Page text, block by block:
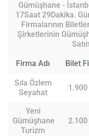
Gümüşhane -
17Saat 29Dakika.
Firmalarının
Şirketlerinin
Firma Adı Bilet
Sıla Özlem
Seyahat
Yeni
Gümüşhane
Turizm
2.100